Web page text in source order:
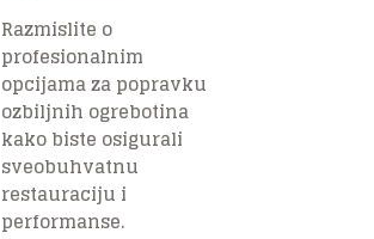
Razmislite o
profesionalnim
opcijama za popravku
ozbiljnih ogrebotina
kako biste osigurali
sveobuhvatnu
restauraciju i
performanse.